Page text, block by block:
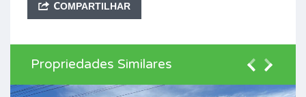
COMPARTILHAR
Propriedades Similares